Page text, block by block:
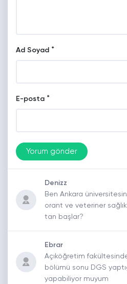
Ad Soyad *
E-posta *
Denizz
Ben Ankara
orant ve veteriner sağlık
tan başlar?
Ebrar
Açıköğretim
bölümü sonu DGS
yapabiliyor muyum